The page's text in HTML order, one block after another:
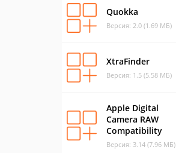
Quokka
Версия: 2.0 (1.69 МБ)
XtraFinder
Версия: 1.5 (5.58 МБ)
Apple Digital
Camera RAW
Compatibility
Версия: 3.14 (7.96 МБ)